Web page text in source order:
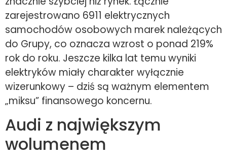
zarejestrowano 6911 elektrycznych
samochodów osobowych marek należących
do Grupy, co oznacza wzrost o ponad 219%
rok do roku. Jeszcze kilka lat temu wyniki
elektryków miały charakter wyłącznie
wizerunkowy – dziś są ważnym elementem
„miksu” finansowego koncernu.
Audi z największym
wolumenem